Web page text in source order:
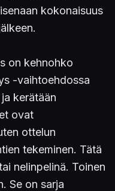
kokonaisuus
on kehnohko
-vaihtoehdossa
kerätään
ovat
ottelun
tekeminen. Tätä
nelinpelinä. Toinen
Se on sarja